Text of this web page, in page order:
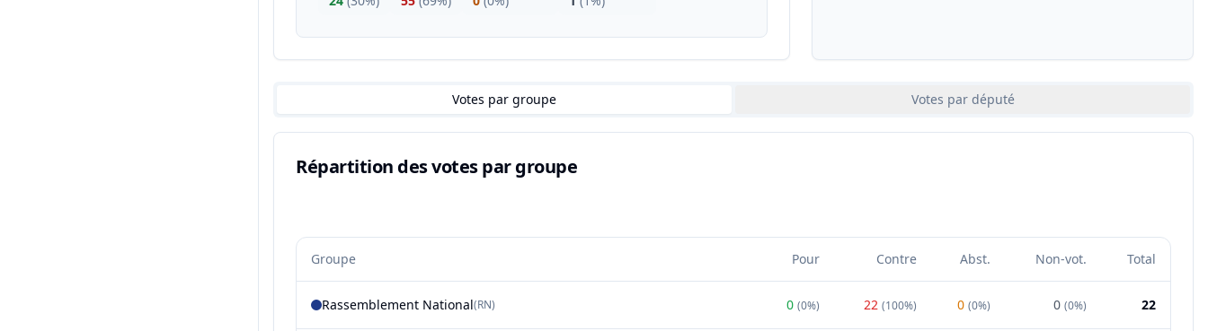
Votes par groupe Votes par député
Répartition des votes par groupe
Groupe Pour Contre Abst. Non-vot. Total
Rassemblement National(RN) 0 (0%) 22 (100%) 0 (0%) 0 (0%) 22